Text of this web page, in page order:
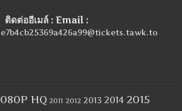
ติดต่ออีเมล์ : Email :
HQ 2011 2012 2013 2014 2015